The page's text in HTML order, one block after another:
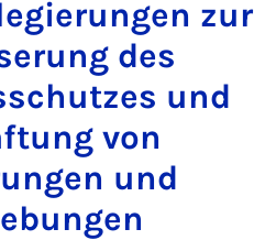
zur
des
und
von
und